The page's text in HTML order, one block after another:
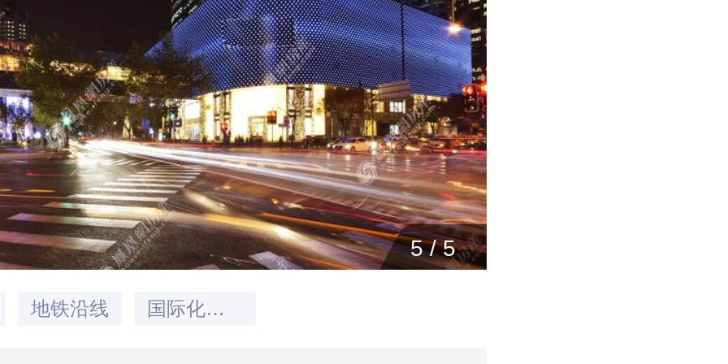
1/5
地铁沿线 国际化社区